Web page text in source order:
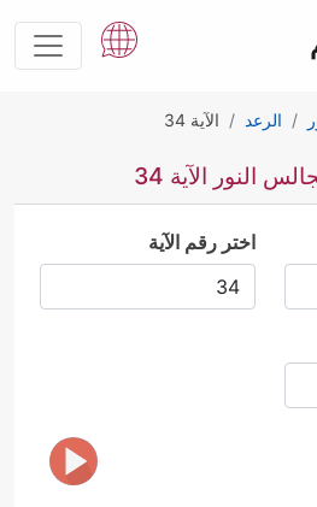
الرعد الآية 34
النور الآية 34
اختر رقم الآية